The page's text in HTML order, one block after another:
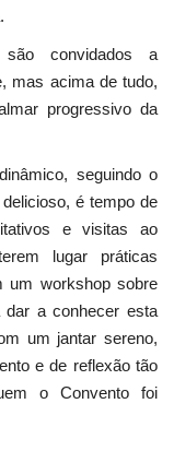
convidados a
mas acima de tudo,
progressivo da
seguindo o
é tempo de
e visitas ao
lugar práticas
um workshop sobre
dar a conhecer esta
um jantar sereno,
e de reflexão tão
o Convento foi